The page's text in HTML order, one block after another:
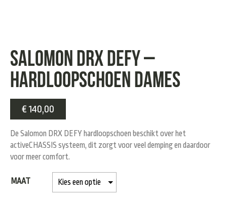
Salomon DRX DEFY –
hardloopschoen dames
€ 140,00
De Salomon DRX DEFY hardloopschoen beschikt over het
activeCHASSIS systeem, dit zorgt voor veel demping en daardoor
voor meer comfort.
MAAT